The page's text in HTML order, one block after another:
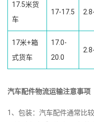
17.5米货
车
17-17.5
17米+箱
式货车
17.0-
20.0
汽车配件物流运输注意事项
1、包装：汽车配件通常比